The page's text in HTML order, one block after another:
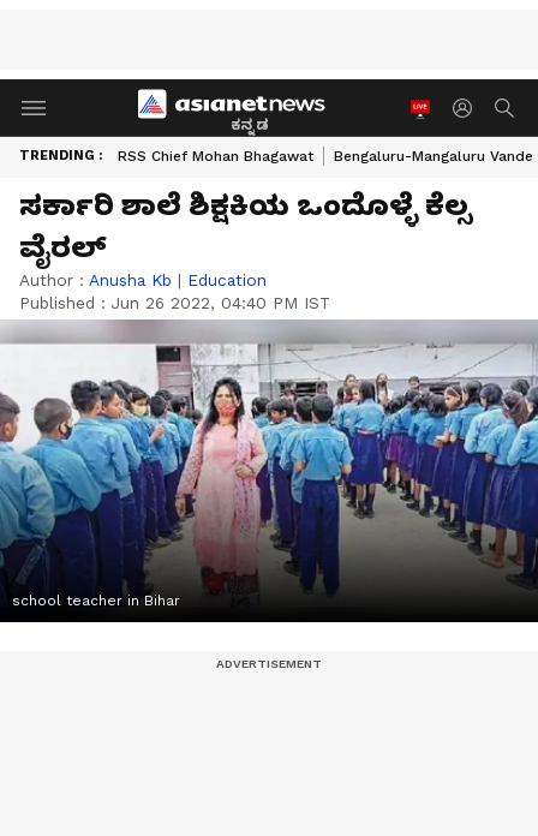
ಕನ್ನಡ
TRENDING : RSS Chief Mohan Bhagawat Bengaluru-Mangaluru
ಸರ್ಕಾರಿ ಶಾಲೆ ಶಿಕ್ಷಕಿಯ ಒಂದೊಳ್ಳೆ ಕೆಲ್ಸ
ವೈರಲ್
Author : Anusha Kb | Education
Published : Jun 26 2022, 04:40 PM IST
school teacher in Bihar